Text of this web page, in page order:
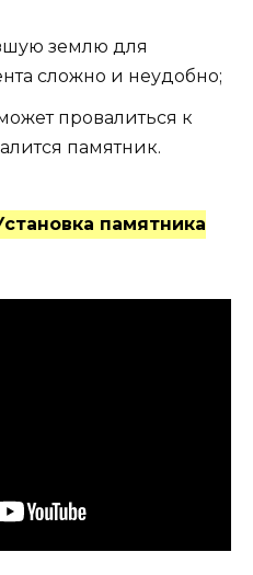
землю для
сложно и неудобно;
провалиться к
памятник.
памятника